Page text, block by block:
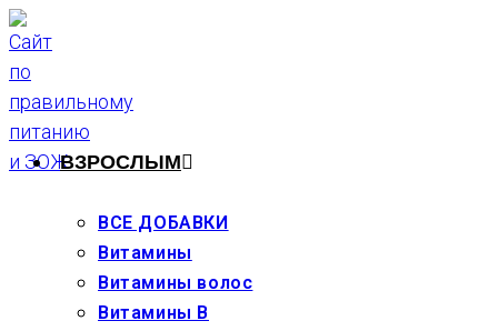
Перейти
к
содержимому
ВЗРОСЛЫМ
ВСЕ ДОБАВКИ
Витамины
Витамины волос
Витамины В